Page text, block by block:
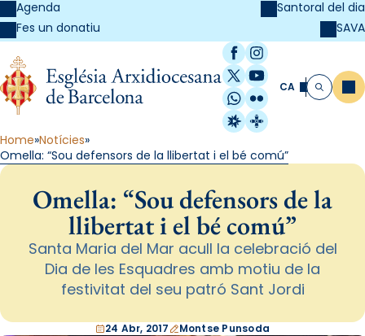
Agenda
Fes un donatiu
Santoral del dia
SAVA
Facebook
Instagram
X / Twitter
YouTube
WhatsApp
Flickr
Radio Estel
Catalunya
CA Cerca
Home Notícies
Omella: “Sou defensors de la llibertat i el bé comú”
Omella: “Sou defensors de la
llibertat i el bé comú”
Santa Maria del Mar acull la celebració del
Dia de les Esquadres amb motiu de la
festivitat del seu patró Sant Jordi
24 Abr, 2017 Montse Punsoda